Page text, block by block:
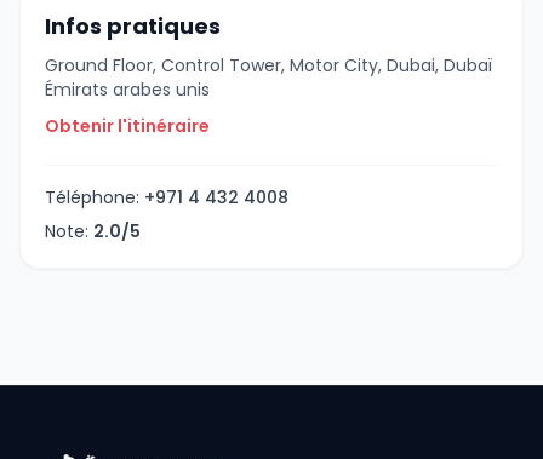
Infos pratiques
Ground Floor, Control Tower, Motor City, Dubai, Dubaï
Émirats arabes unis
Obtenir l'itinéraire
Téléphone: +971 4 432 4008
Note: 2.0/5